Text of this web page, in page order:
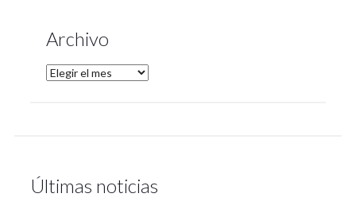
Archivo
Últimas noticias